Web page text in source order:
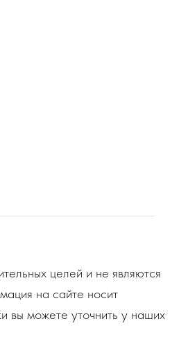
целей и не являются
на сайте носит
вы можете уточнить у наших